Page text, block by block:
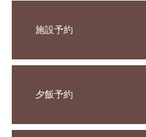
施設予約
夕飯予約